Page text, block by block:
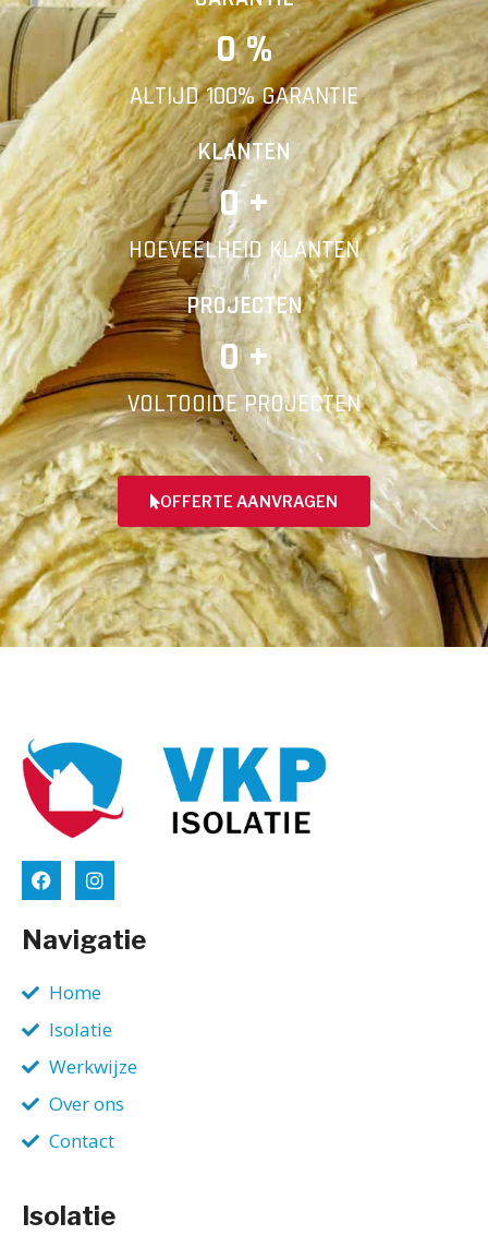
E-mail
Telefoonnummer
Vorige
0 %
ALTIJD 100% GARANTIE
KLANTEN
0 +
HOEVEELHEID KLANTEN
PROJECTEN
0 +
VOLTOOIDE PROJECTEN
OFFERTE AANVRAGEN
Navigatie
Home
Isolatie
Werkwijze
Over ons
Contact
Isolatie